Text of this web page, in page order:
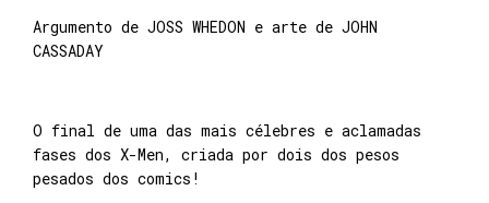
Argumento de JOSS WHEDON e arte de JOHN
CASSADAY
O final de uma das mais célebres e aclamadas
fases dos X-Men, criada por dois dos pesos
pesados dos comics!